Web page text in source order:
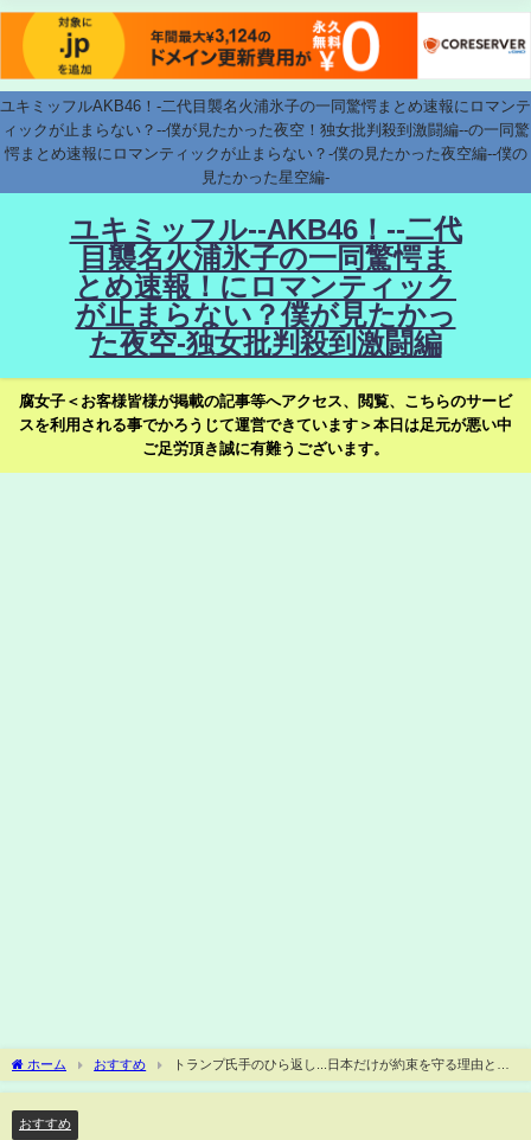
ユキミッフルAKB46！-二代目襲名火浦氷子の一同驚愕まとめ速報にロマンテ
ィックが止まらない？--僕が見たかった夜空！独女批判殺到激闘編--の一同驚
愕まとめ速報にロマンティックが止まらない？-僕の見たかった夜空編--僕の
見たかった星空編-
ユキミッフル--AKB46！--二代
目襲名火浦氷子の一同驚愕ま
とめ速報！にロマンティック
が止まらない？僕が見たかっ
た夜空-独女批判殺到激闘編
腐女子＜お客様皆様が掲載の記事等へアクセス、閲覧、こちらのサービ
スを利用される事でかろうじて運営できています＞本日は足元が悪い中
ご足労頂き誠に有難うございます。
ホーム おすすめ
トランプ氏手のひら返し...日本だけが約束を守る理由と
は？ #経済 #株 #投資 #トランプ政権 #お金 #資産運用
おすすめ